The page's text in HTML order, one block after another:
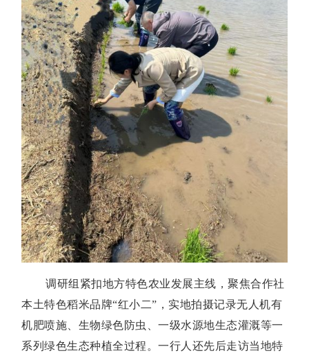
调研组紧扣地方特色农业发展主线，聚焦合作社
本土特色稻米品牌“红小二”，实地拍摄记录无人机有
机肥喷施、生物绿色防虫、一级水源地生态灌溉等一
系列绿色生态种植全过程。一行人还先后走访当地特